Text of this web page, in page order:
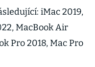
iMac 2019,
MacBook Air
Pro 2018, Mac Pro